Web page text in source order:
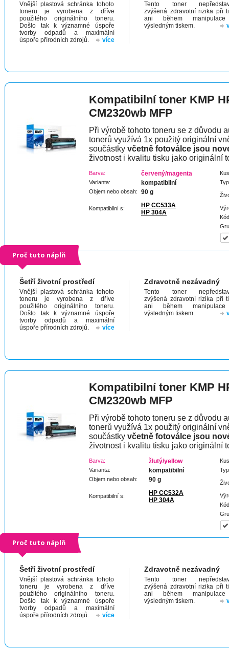
Vnější plastová schránka tohoto
toneru je vyrobena z dříve
použitého originálního toneru.
Došlo tak k významné úspoře
tvorby odpadů a maximální
úspoře přírodních zdrojů.
více
Tento toner
zvýšená zdravotní rizika při
ani během
výsledným tiskem.
Kompatibilní toner KMP
CM2320wb MFP
Při výrobě tohoto toneru se z důvodu
tonerů využívá 1x použitý originální
součástky včetně fotoválce jsou
životnost i kvalitu tisku jako originální
Barva: červený/magenta
Varianta: kompatibilní
Objem nebo obsah: 90 g
Kompatibilní s:
HP CC533A
HP 304A
Proč tuto náplň
Šetří životní prostředí
Vnější plastová schránka tohoto
toneru je vyrobena z dříve
použitého originálního toneru.
Došlo tak k významné úspoře
tvorby odpadů a maximální
úspoře přírodních zdrojů.
více
Zdravotně nezávadný
Tento toner
zvýšená zdravotní rizika při
ani během
výsledným tiskem.
Kompatibilní toner KMP
CM2320wb MFP
Při výrobě tohoto toneru se z důvodu
tonerů využívá 1x použitý originální
součástky včetně fotoválce jsou
životnost i kvalitu tisku jako originální
Barva: žlutý/yellow
Varianta: kompatibilní
Objem nebo obsah: 90 g
Kompatibilní s:
HP CC532A
HP 304A
Proč tuto náplň
Šetří životní prostředí
Vnější plastová schránka tohoto
toneru je vyrobena z dříve
použitého originálního toneru.
Došlo tak k významné úspoře
tvorby odpadů a maximální
úspoře přírodních zdrojů.
více
Zdravotně nezávadný
Tento toner
zvýšená zdravotní rizika při
ani během
výsledným tiskem.